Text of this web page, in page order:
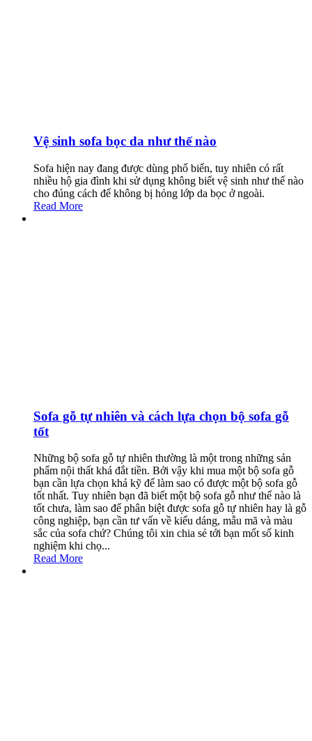
Vệ sinh sofa bọc da như thế nào
Sofa hiện nay đang được dùng phổ biến, tuy nhiên có rất
nhiều hộ gia đình khi sử dụng không biết vệ sinh như thế nào
cho đúng cách để không bị hỏng lớp da bọc ở ngoài.
Read More
Sofa gỗ tự nhiên và cách lựa chọn bộ sofa gỗ
tốt
Những bộ sofa gỗ tự nhiên thường là một trong những sản
phẩm nội thất khá đắt tiền. Bởi vậy khi mua một bộ sofa gỗ
bạn cần lựa chọn khá kỹ để làm sao có được một bộ sofa gỗ
tốt nhất. Tuy nhiên bạn đã biết một bộ sofa gỗ như thế nào là
tốt chưa, làm sao để phân biệt được sofa gỗ tự nhiên hay là gỗ
công nghiệp, bạn cần tư vấn về kiểu dáng, mẫu mã và màu
sắc của sofa chứ? Chúng tôi xin chia sẻ tới bạn mốt số kinh
nghiệm khi chọ...
Read More